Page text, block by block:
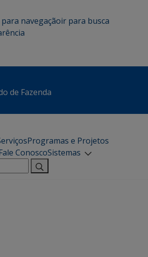
navegaçãoir para busca
de Fazenda
Programas e Projetos
ConoscoSistemas